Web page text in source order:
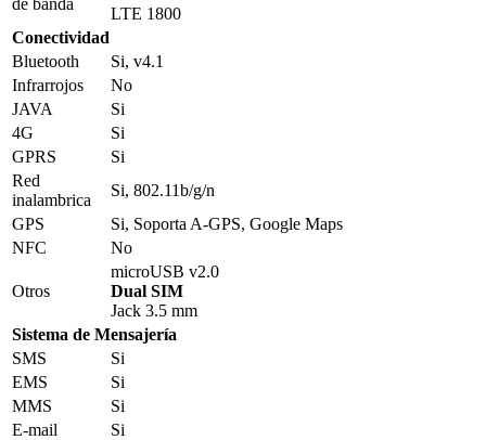
LTE 1800
Conectividad
Bluetooth
Si, v4.1
Infrarrojos
No
JAVA
Si
4G
Si
GPRS
Si
Red
inalambrica
Si, 802.11b/g/n
GPS
Si, Soporta A-GPS, Google Maps
NFC
No
Otros
microUSB v2.0
Dual SIM
Jack 3.5 mm
Sistema de Mensajería
SMS
Si
EMS
Si
MMS
Si
E-mail
Si